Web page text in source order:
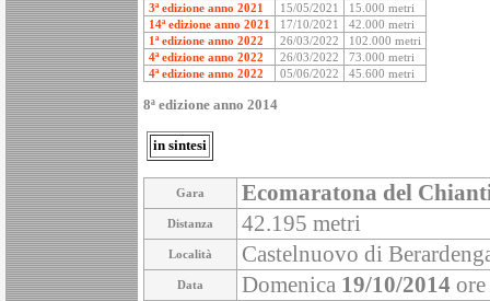
3ª edizione anno 2021
15/05/2021
15.000 metri
14ª edizione anno 2021
17/10/2021
42.000 metri
1ª edizione anno 2022
26/03/2022
102.000 metri
4ª edizione anno 2022
26/03/2022
73.000 metri
4ª edizione anno 2022
05/06/2022 45.600 metri
8ª edizione anno 2014
in sintesi
Gara Ecomaratona del
Distanza 42.195 metri
Località Castelnuovo di
Data Domenica 19/10/2014